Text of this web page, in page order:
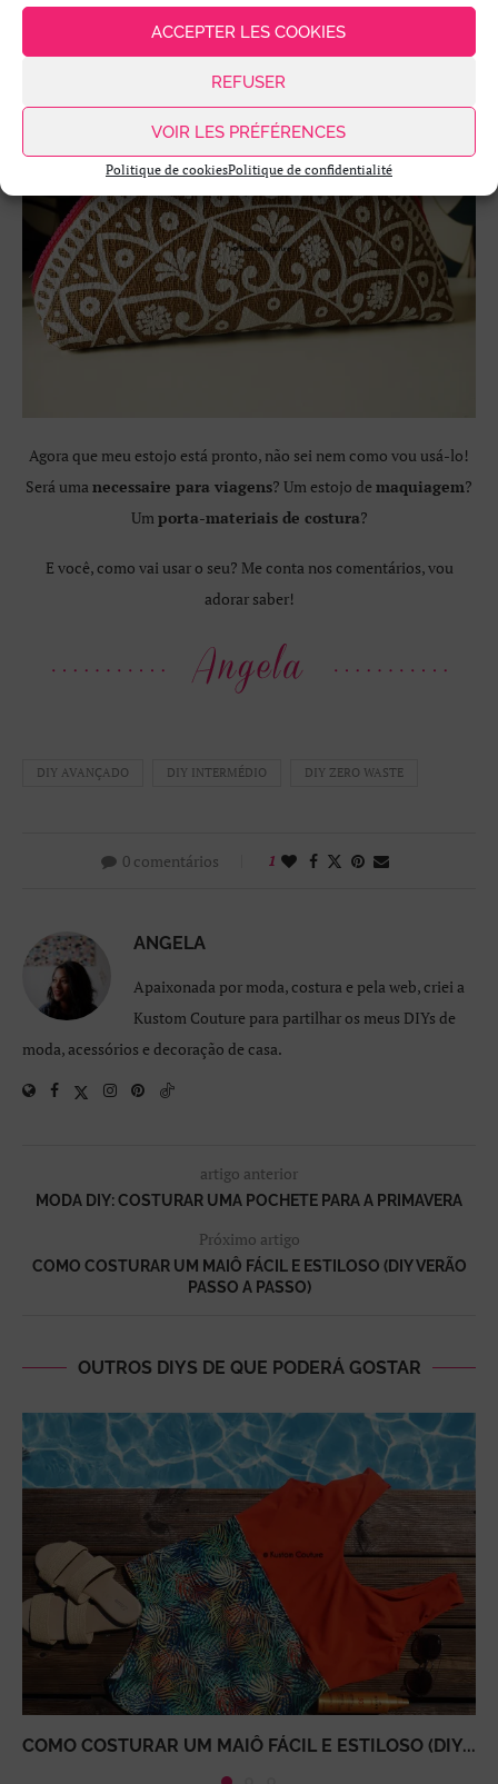
ACCEPTER LES COOKIES
REFUSER
VOIR LES PRÉFÉRENCES
Politique de cookiesPolitique de confidentialité
Agora que meu estojo está pronto, não sei nem como vou usá-lo!
Será umanecessaire para viagens? Um estojo de maquiagem?
Umporta-materiais de costura?
E você, como vai usar o seu? Me conta nos comentários, vou
adorar saber!
DIY AVANÇADO DIY INTERMÉDIO DIY ZERO WASTE
0 comentários 1
ANGELA
Apaixonada por moda, costura e pela web, criei a
Kustom Couture para partilhar os meus DIYs de
moda, acessórios e decoração de casa.
artigo anterior
MODA DIY: COSTURAR UMA POCHETE PARA A PRIMAVERA
Próximo artigo
COMO COSTURAR UM MAIÔ FÁCIL E ESTILOSO (DIY VERÃO
PASSO A PASSO)
OUTROS DIYS DE QUE PODERÁ GOSTAR
COMO COSTURAR UM MAIÔ FÁCIL E ESTILOSO (DIY...